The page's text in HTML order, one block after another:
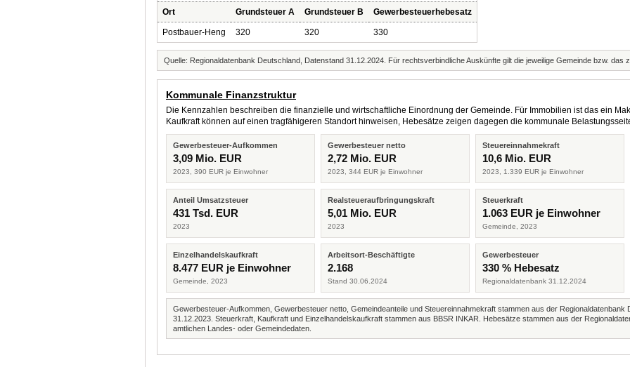
Ort Grundsteuer A Grundsteuer B Gewerbesteuerhebesatz
Postbauer-Heng 320 320 330
Quelle: Regionaldatenbank Deutschland, Datenstand 31.12.2024. Für rechtsverbindliche Auskünfte gilt die jeweilige Gemeinde bzw. das
Kommunale Finanzstruktur
Die Kennzahlen beschreiben die finanzielle und wirtschaftliche Einordnung der Gemeinde. Für Immobilien ist das ein
Kaufkraft können auf einen tragfähigeren Standort hinweisen, Hebesätze zeigen dagegen die kommunale
Gewerbesteuer-Aufkommen
3,09 Mio. EUR
2023, 390 EUR je Einwohner
Gewerbesteuer netto
2,72 Mio. EUR
2023, 344 EUR je Einwohner
Steuereinnahmekraft
10,6 Mio. EUR
2023, 1.339 EUR je Einwohner
Anteil Umsatzsteuer
431 Tsd. EUR
2023
Realsteueraufbringungskraft
5,01 Mio. EUR
2023
Steuerkraft
1.063 EUR je Einwohner
Gemeinde, 2023
Einzelhandelskaufkraft
8.477 EUR je Einwohner
Gemeinde, 2023
Arbeitsort-Beschäftigte
2.168
Stand 30.06.2024
Gewerbesteuer
330 % Hebesatz
Regionaldatenbank 31.12.2024
Gewerbesteuer-Aufkommen, Gewerbesteuer netto, Gemeindeanteile und Steuereinnahmekraft stammen aus der
31.12.2023. Steuerkraft, Kaufkraft und Einzelhandelskaufkraft stammen aus BBSR INKAR. Hebesätze stammen aus der
amtlichen Landes- oder Gemeindedaten.